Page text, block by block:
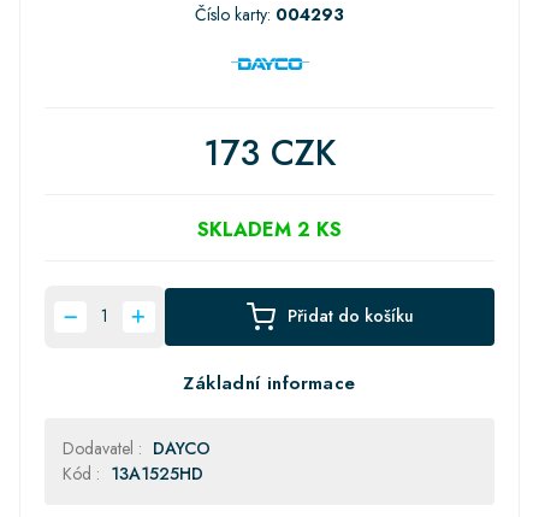
Číslo karty: 004293
173 CZK
SKLADEM 2 KS
Přidat do košíku
Základní informace
Dodavatel : DAYCO
Kód : 13A1525HD